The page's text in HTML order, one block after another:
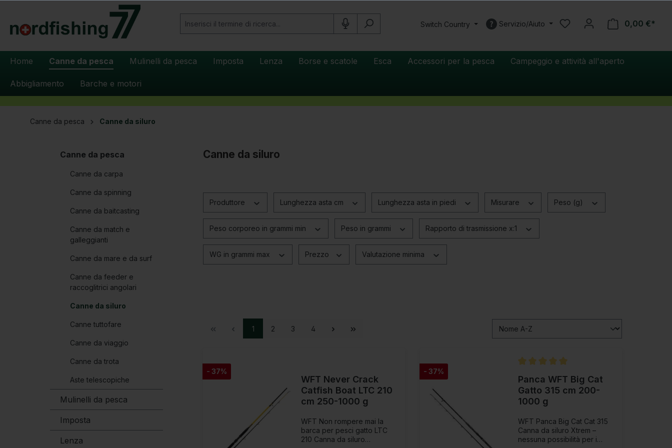
Passa alla navigazione principale
Switch Country
Servizio/Aiuto 0,00 €*
Home Canne da pesca Mulinelli da pesca Imposta Lenza Borse e scatole Esca Accessori per la pesca Campeggio e attività all'aperto
Abbigliamento Barche e motori
Canne da pesca Canne da siluro
Canne da pesca
Canne da carpa
Canne da spinning
Canne da baitcasting
Canne da match e
galleggianti
Canne da mare e da surf
Canne da feeder e
raccoglitrici angolari
Canne da siluro
Canne tuttofare
Canne da viaggio
Canne da trota
Aste telescopiche
Mulinelli da pesca
Imposta
Lenza
Canne da siluro
Produttore Lunghezza asta cm Lunghezza asta in piedi Misurare Peso (g)
Peso corporeo in grammi min Peso in grammi Rapporto di trasmissione x:1
WG in grammi max Prezzo Valutazione minima
1 2 3 4
- 37%
WFT Never Crack
Catfish Boat LTC 210
cm 250-1000 g
WFT Non rompere mai la
barca per pesci gatto LTC
210 Canna da siluro
- 37%
Panca WFT Big Cat
Gatto 315 cm 200-
1000 g
WFT Panca Big Cat Cat 315
Canna da siluro Xtrem –
nessuna possibilità per i